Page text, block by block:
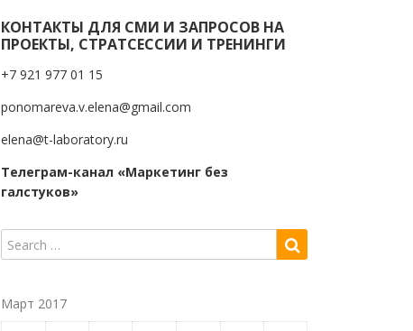
КОНТАКТЫ ДЛЯ СМИ И ЗАПРОСОВ НА
ПРОЕКТЫ, СТРАТСЕССИИ И ТРЕНИНГИ
+7 921 977 01 15
ponomareva.v.elena@gmail.com
elena@t-laboratory.ru
Телеграм-канал «Маркетинг без
галстуков»
Март 2017